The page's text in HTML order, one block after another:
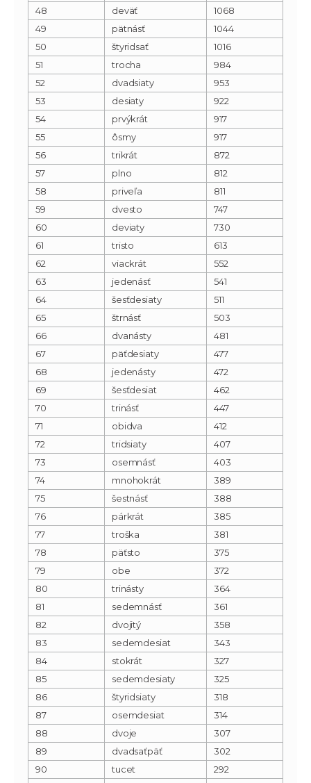
48
deväť
1068
49
pätnásť
1044
50
štyridsať
1016
51
trocha
984
52
dvadsiaty
953
53
desiaty
922
54
prvýkrát
917
55
ôsmy
917
56
trikrát
872
57
plno
812
58
priveľa
811
59
dvesto
747
60
deviaty
730
61
tristo
613
62
viackrát
552
63
jedenásť
541
64
šesťdesiaty
511
65
štrnásť
503
66
dvanásty
481
67
päťdesiaty
477
68
jedenásty
472
69
šesťdesiat
462
70
trinásť
447
71
obidva
412
72
tridsiaty
407
73
osemnásť
403
74
mnohokrát
389
75
šestnásť
388
76
párkrát
385
77
troška
381
78
päťsto
375
79
obe
372
80
trinásty
364
81
sedemnásť
361
82
dvojitý
358
83
sedemdesiat
343
84
stokrát
327
85
sedemdesiaty
325
86
štyridsiaty
318
87
osemdesiat
314
88
dvoje
307
89
dvadsaťpäť
302
90
tucet
292